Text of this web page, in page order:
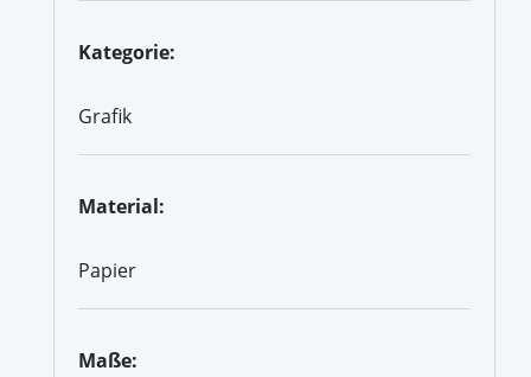
Kategorie:
Grafik
Material:
Papier
Maße: